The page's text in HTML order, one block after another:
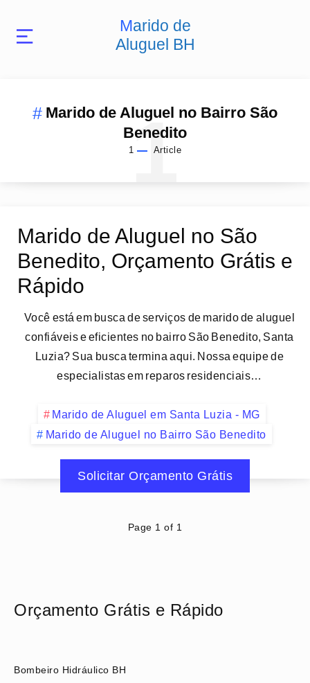
Marido de
Aluguel BH
Marido de Aluguel no Bairro São
Benedito
1 Article
1
Marido de Aluguel no São
Benedito, Orçamento Grátis e
Rápido
Você está em busca de serviços de marido de aluguel
confiáveis e eficientes no bairro São Benedito, Santa
Luzia? Sua busca termina aqui. Nossa equipe de
especialistas em reparos residenciais…
Marido de Aluguel em Santa Luzia - MG
Marido de Aluguel no Bairro São Benedito
Solicitar Orçamento Grátis
Page 1 of 1
Orçamento Grátis e Rápido
Bombeiro Hidráulico BH